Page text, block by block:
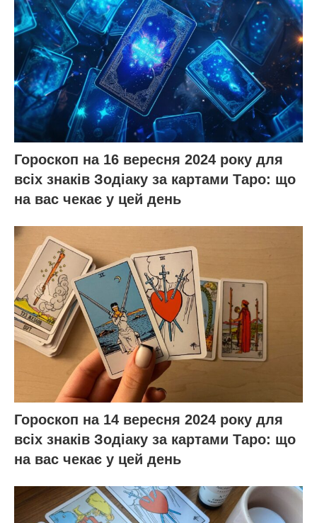
Гороскоп на 16 вересня 2024 року для
всіх знаків Зодіаку за картами Таро: що
на вас чекає у цей день
Гороскоп на 14 вересня 2024 року для
всіх знаків Зодіаку за картами Таро: що
на вас чекає у цей день